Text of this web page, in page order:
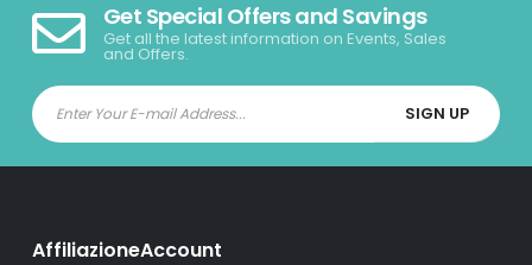
Get Special Offers and Savings
Get all the latest information on Events, Sales
and Offers.
AffiliazioneAccount